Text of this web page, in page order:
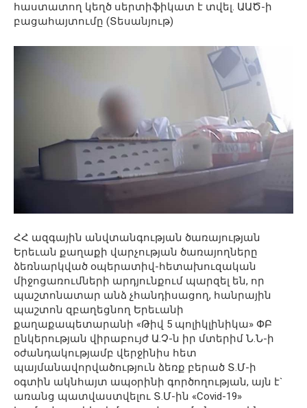
հաստատող կեղծ սերտիֆիկատ է տվել. ԱԱԾ-ի
բացահայտումը (Տեսանյութ)
ՀՀ ազգային անվտանգության ծառայության
Երեւան քաղաքի վարչության ծառայողները
ձեռնարկված օպերատիվ-հետախուզական
միջոցառումների արդյունքում պարզել են, որ
պաշտոնատար անձ չհանդիսացող, հանրային
պաշտոն զբաղեցնող Երեւանի
քաղաքապետարանի «Թիվ 5 պոլիկլինիկա» ՓԲ
ընկերության վիրաբույժ Ա.Չ-ն իր մտերիմ Ն.Ն-ի
օժանդակությամբ վերջինիս հետ
պայմանավորվածություն ձեռք բերած Տ.Մ-ի
օգտին ակնհայտ ապօրինի գործողության, այն է`
առանց պատվաստվելու Տ.Մ-ին «Covid-19»